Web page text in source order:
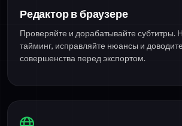
Редактор в браузере
Проверяйте и дорабатывайте субтитры.
тайминг, исправляйте нюансы и
совершенства перед экспортом.